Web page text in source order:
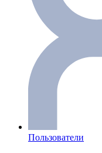
Пользователи